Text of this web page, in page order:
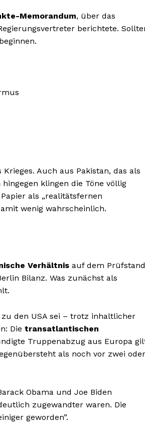
Memorandum, über das
berichtete.
beginnen.
Auch aus Pakistan, das als
klingen die Töne völlig
als „realitätsfernen
wenig wahrscheinlich.
Verhältnis auf dem
Bilanz. Was zunächst als
den USA sei – trotz inhaltlicher
Die transatlantischen
Truppenabzug aus Europa
als noch vor zwei oder
Obama und Joe Biden
zugewandter waren. Die
geworden”.